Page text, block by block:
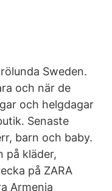
Sweden.
och när de
och helgdagar
Senaste
barn och baby.
på kläder,
på ZARA
Armenia